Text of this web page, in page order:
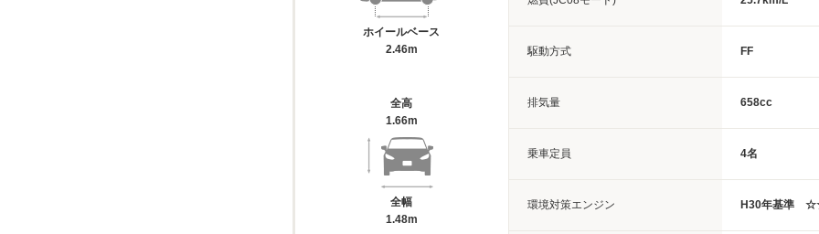
ホイールベース
2.46m
全高
1.66m
全幅
1.48m
駆動方式 FF
排気量 658cc
乗車定員 4名
環境対策エンジン H30年基準